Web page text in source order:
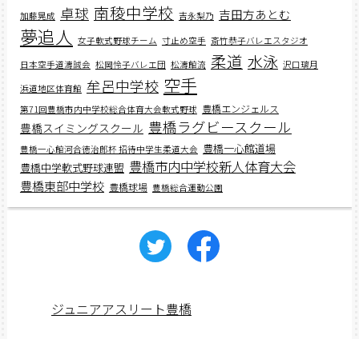
加藤晃成 卓球 南稜中学校 吉永梨乃 吉田方あとむ
夢追人 女子軟式野球チーム 寸止め空手 斎竹恭子バレエスタジオ
日本空手道濤誠会 松岡怜子バレエ団 松濤館流 柔道 水泳 沢口璃月
浜道地区体育館 牟呂中学校 空手
第71回豊橋市内中学校総合体育大会軟式野球 豊橋エンジェルス
豊橋スイミングスクール 豊橋ラグビースクール
豊橋一心館河合徳治郎杯 招待中学生柔道大会 豊橋一心館道場
豊橋中学軟式野球連盟 豊橋市内中学校新人体育大会
豊橋東部中学校 豊橋球場 豊橋総合運動公園
ジュニアアスリート豊橋